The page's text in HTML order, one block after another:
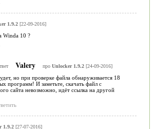
1.9.2[22-09-2016]
Winda 10 ?
Valery про Unlocker 1.9.2[24-09-2016]
но при проверке файла обнаруживается 18
программ! И заметьте, скачать файл с
сайта невозможно, идёт ссылка на другой
1.9.2[27-07-2016]